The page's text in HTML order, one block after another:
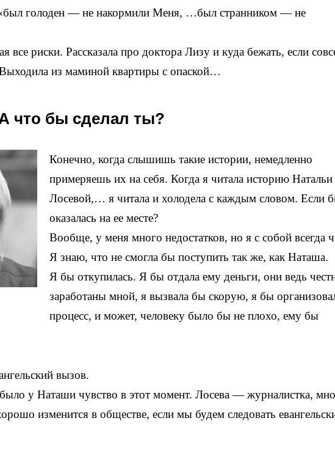
«был голоден — не накормили Меня, …был странником — не
риски. Рассказала про доктора Лизу и куда бежать, если
из маминой квартиры с опаской…
что бы сделал ты?
Конечно, когда слышишь такие истории, немедленно
примеряешь их на себя. Когда я читала историю Натальи
Лосевой,… я читала и холодела с каждым словом. Если
оказалась на ее месте?
Вообще, у меня много недостатков, но я с собой всегда
Я знаю, что не смогла бы поступить так же, как Наташа.
Я бы откупилась. Я бы отдала ему деньги, они ведь
заработаны мной, я вызвала бы скорую, я бы
процесс, и может, человеку было бы не плохо, ему бы
вызов.
у Наташи чувство в этот момент. Лосева — журналистка,
изменится в обществе, если мы будем следовать